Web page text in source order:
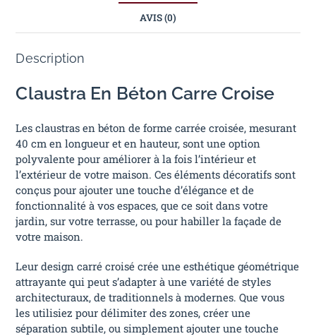
AVIS (0)
Description
Claustra En Béton Carre Croise
Les claustras en béton de forme carrée croisée, mesurant
40 cm en longueur et en hauteur, sont une option
polyvalente pour améliorer à la fois l’intérieur et
l’extérieur de votre maison. Ces éléments décoratifs sont
conçus pour ajouter une touche d’élégance et de
fonctionnalité à vos espaces, que ce soit dans votre
jardin, sur votre terrasse, ou pour habiller la façade de
votre maison.
Leur design carré croisé crée une esthétique géométrique
attrayante qui peut s’adapter à une variété de styles
architecturaux, de traditionnels à modernes. Que vous
les utilisiez pour délimiter des zones, créer une
séparation subtile, ou simplement ajouter une touche